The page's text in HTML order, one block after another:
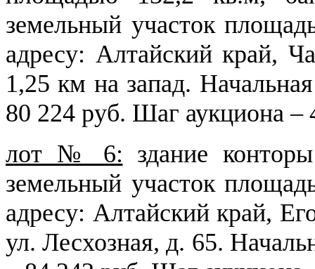
земельный участок
адресу: Алтайский край,
1,25 км на запад.
80 224 руб. Шаг аукциона –
лот № 6: здание
земельный участок
адресу: Алтайский край,
ул. Лесхозная, д. 65.